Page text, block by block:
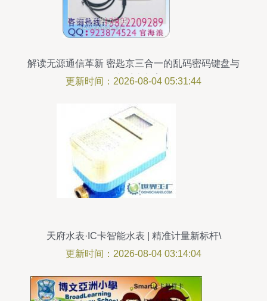
解读无源通信革新 密匙京三合一的乱码密码键盘与
IC卡系统方案
更新时间：2026-08-04 05:31:44
天府水表·IC卡智能水表 | 精准计量新标杆\
更新时间：2026-08-04 03:14:04